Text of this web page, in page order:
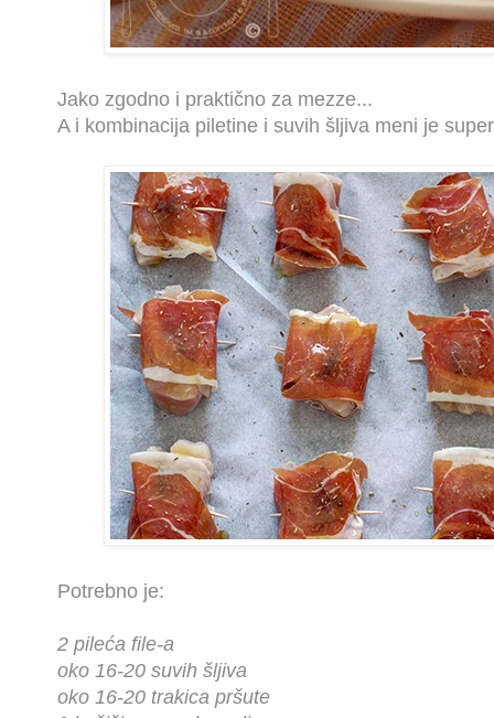
Jako zgodno i praktično za mezze...
A i kombinacija piletine i suvih šljiva meni je
Potrebno je:
2 pileća file-a
oko 16-20 suvih šljiva
oko 16-20 trakica pršute